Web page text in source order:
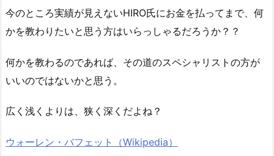
今のところ実績が見えないHIRO氏にお金を払ってまで、何
かを教わりたいと思う方はいらっしゃるだろうか？？
何かを教わるのであれば、その道のスペシャリストの方が
いいのではないかと思う。
広く浅くよりは、狭く深くだよね？
ウォーレン・バフェット（Wikipedia）